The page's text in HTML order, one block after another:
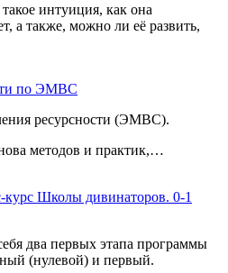
интуиция, как она
а также, можно ли её развить,
по ЭМВС
ресурсности (ЭМВС).
методов и практик,…
курс Школы дивинаторов. 0-1
два первых этапа программы
(нулевой) и первый.